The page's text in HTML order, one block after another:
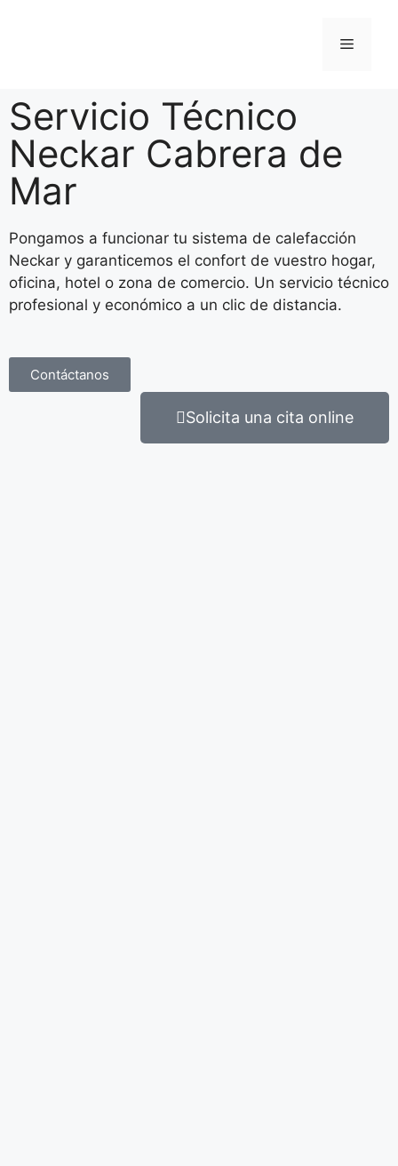
Servicio Técnico
Neckar Cabrera de
Mar
Pongamos a funcionar tu sistema de calefacción
Neckar y garanticemos el confort de vuestro hogar,
oficina, hotel o zona de comercio. Un servicio técnico
profesional y económico a un clic de distancia.
Contáctanos
Solicita una cita online